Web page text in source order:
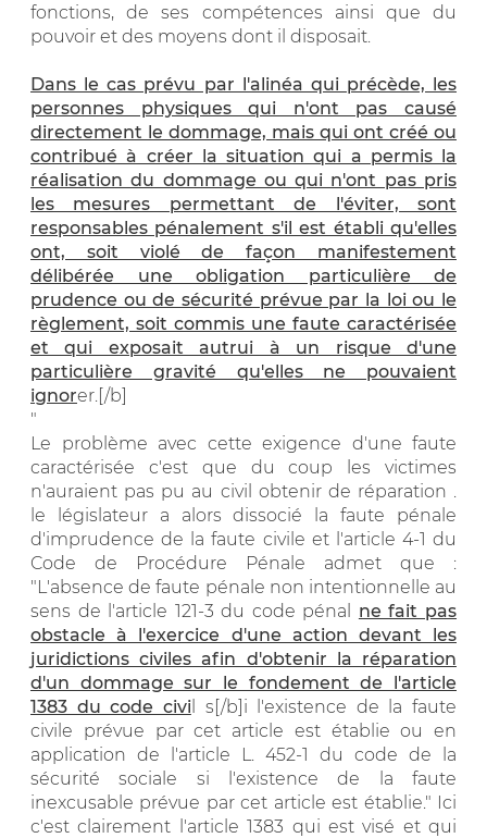
fonctions, de ses compétences ainsi que du
pouvoir et des moyens dont il disposait.
Dans le cas prévu par l'alinéa qui précède, les
personnes physiques qui n'ont pas causé
directement le dommage, mais qui ont créé ou
contribué à créer la situation qui a permis la
réalisation du dommage ou qui n'ont pas pris
les mesures permettant de l'éviter, sont
responsables pénalement s'il est établi qu'elles
ont, soit violé de façon manifestement
délibérée une obligation particulière de
prudence ou de sécurité prévue par la loi ou le
règlement, soit commis une faute caractérisée
et qui exposait autrui à un risque d'une
particulière gravité qu'elles ne pouvaient
ignorer.[/b]
"
Le problème avec cette exigence d'une faute
caractérisée c'est que du coup les victimes
n'auraient pas pu au civil obtenir de réparation .
le législateur a alors dissocié la faute pénale
d'imprudence de la faute civile et l'article 4-1 du
Code de Procédure Pénale admet que :
"L'absence de faute pénale non intentionnelle au
sens de l'article 121-3 du code pénal ne fait pas
obstacle à l'exercice d'une action devant les
juridictions civiles afin d'obtenir la réparation
d'un dommage sur le fondement de l'article
1383 du code civil s[/b]i l'existence de la faute
civile prévue par cet article est établie ou en
application de l'article L. 452-1 du code de la
sécurité sociale si l'existence de la faute
inexcusable prévue par cet article est établie." Ici
c'est clairement l'article 1383 qui est visé et qui